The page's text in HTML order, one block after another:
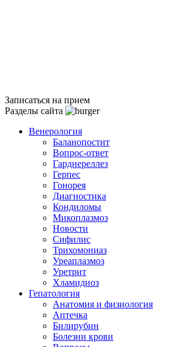
Записаться на прием
Разделы сайта
Венерология
Баланопостит
Вопрос-ответ
Гарднереллез
Герпес
Гонорея
Диагностика
Кондиломы
Микоплазмоз
Новости
Сифилис
Трихомониаз
Уреаплазмоз
Уретрит
Хламидиоз
Гепатология
Анатомия и физиология
Аптечка
Билирубин
Болезни крови